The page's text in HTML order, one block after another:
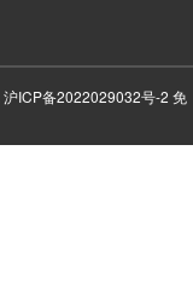
沪ICP备2022029032号-2 免